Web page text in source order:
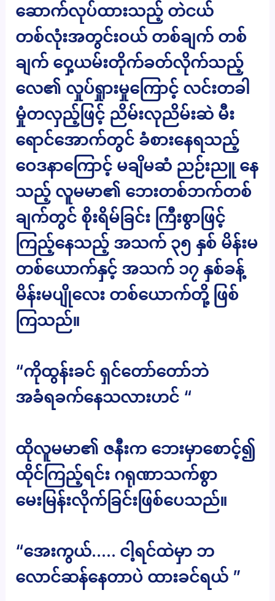
ဆောက်လုပ်ထားသည့် တဲငယ်
တစ်လုံးအတွင်းဝယ် တစ်ချက် တစ်
ချက် ဝှေ့ယမ်းတိုက်ခတ်လိုက်သည့်
လေ၏ လှုပ်ရှုားမှုကြောင့် လင်းတခါ
မှုံတလှည့်ဖြင့် ညိမ်းလုညိမ်းဆဲ မီး
ရောင်အောက်တွင် ခံစားနေရသည့်
ဝေဒနာကြောင့် မချိမဆံ ညဉ်းညူ နေ
သည့် လူမမာ၏ ဘေးတစ်ဘက်တစ်
ချက်တွင် စိုးရိမ်ခြင်း ကြီးစွာဖြင့်
ကြည့်နေသည့် အသက် ၃၅ နှစ် မိန်းမ
တစ်ယောက်နှင့် အသက် ၁၇ နှစ်ခန့်
မိန်းမပျိုလေး တစ်ယောက်တို့ ဖြစ်
ကြသည်။
“ကိုထွန်းခင် ရှင်တော်တော်ဘဲ
အခံရခက်နေသလားဟင် “
ထိုလူမမာ၏ ဇနီးက ဘေးမှာစောင့်၍
ထိုင်ကြည့်ရင်း ဂရုဏာသက်စွာ
မေးမြန်းလိုက်ခြင်းဖြစ်ပေသည်။
“အေးကွယ်….. ငါ့ရင်ထဲမှာ ဘ
လောင်ဆန်နေတာပဲ ထားခင်ရယ် ”